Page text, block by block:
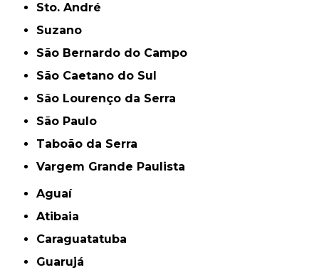
Sto. André
Suzano
São Bernardo do Campo
São Caetano do Sul
São Lourenço da Serra
São Paulo
Taboão da Serra
Vargem Grande Paulista
Aguaí
Atibaia
Caraguatatuba
Guarujá